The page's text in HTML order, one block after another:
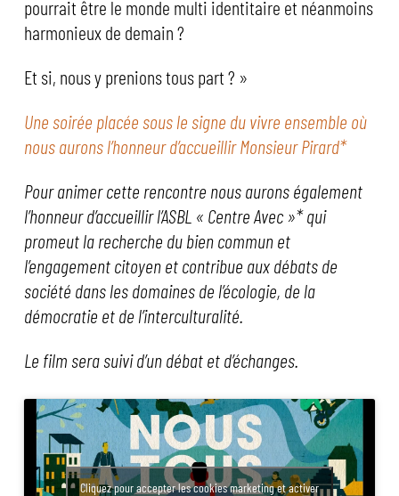
pourrait être le monde multi identitaire et néanmoins
harmonieux de demain ?
Et si, nous y prenions tous part ? »
Une soirée placée sous le signe du vivre ensemble où
nous aurons l’honneur d’accueillir Monsieur Pirard*
Pour animer cette rencontre nous aurons également
l’honneur d’accueillir l’ASBL « Centre Avec »* qui
promeut la recherche du bien commun et
l’engagement citoyen et contribue aux débats de
société dans les domaines de l’écologie, de la
démocratie et de l’interculturalité.
Le film sera suivi d’un débat et d’échanges.
Cliquez pour accepter les cookies marketing et activer